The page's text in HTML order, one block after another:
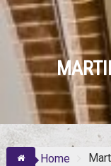
Home